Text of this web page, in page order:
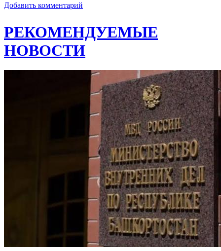
Добавить комментарий
РЕКОМЕНДУЕМЫЕ
НОВОСТИ